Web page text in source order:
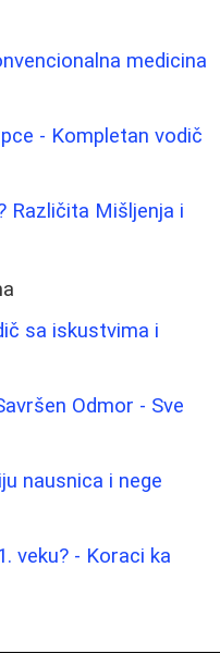
medicina
- Kompletan vodič
Različita Mišljenja i
sa iskustvima i
Odmor - Sve
nausnica i nege
veku? - Koraci ka